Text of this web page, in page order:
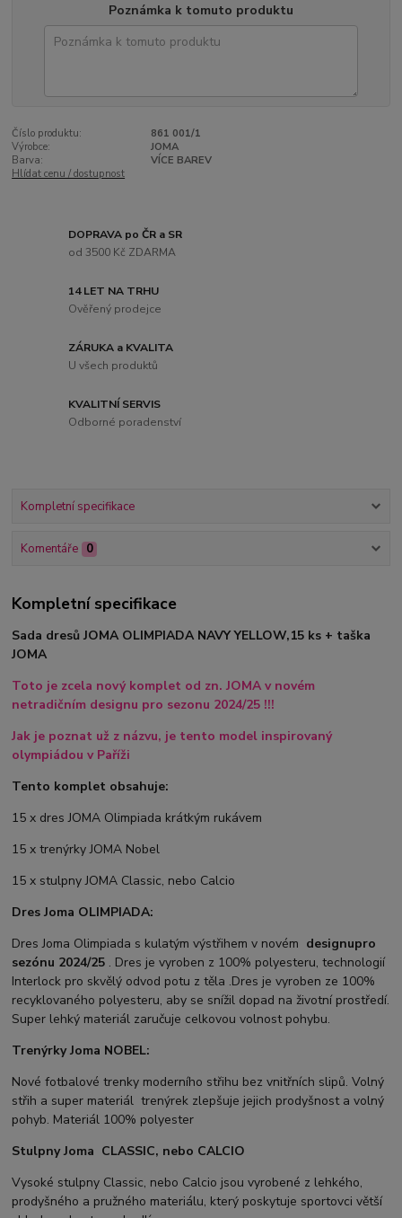
Poznámka k tomuto produktu
Číslo produktu:
861 001/1
Výrobce:
JOMA
Barva:
VÍCE BAREV
Hlídat cenu / dostupnost
DOPRAVA po ČR a SR
od 3500 Kč ZDARMA
14 LET NA TRHU
Ověřený prodejce
ZÁRUKA a KVALITA
U všech produktů
KVALITNÍ SERVIS
Odborné poradenství
Kompletní specifikace
Komentáře 0
Kompletní specifikace
Sada dresů JOMA OLIMPIADA NAVY YELLOW,15 ks + taška
JOMA
Toto je zcela nový komplet od zn. JOMA v novém
netradičním designu pro sezonu 2024/25 !!!
Jak je poznat už z názvu, je tento model inspirovaný
olympiádou v Paříži
Tento komplet obsahuje:
15 x dres JOMA Olimpiada krátkým rukávem
15 x trenýrky JOMA Nobel
15 x stulpny JOMA Classic, nebo Calcio
Dres Joma OLIMPIADA:
Dres Joma Olimpiada s kulatým výstřihem v novém designupro
sezónu 2024/25 . Dres je vyroben z 100% polyesteru, technologií
Interlock pro skvělý odvod potu z těla .Dres je vyroben ze 100%
recyklovaného polyesteru, aby se snížil dopad na životní prostředí.
Super lehký materiál zaručuje celkovou volnost pohybu.
Trenýrky Joma NOBEL:
Nové fotbalové trenky moderního střihu bez vnitřních slipů. Volný
střih a super materiál trenýrek zlepšuje jejich prodyšnost a volný
pohyb. Materiál 100% polyester
Stulpny Joma CLASSIC, nebo CALCIO
Vysoké stulpny Classic, nebo Calcio jsou vyrobené z lehkého,
prodyšného a pružného materiálu, který poskytuje sportovci větší